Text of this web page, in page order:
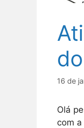
16 de
Olá
com